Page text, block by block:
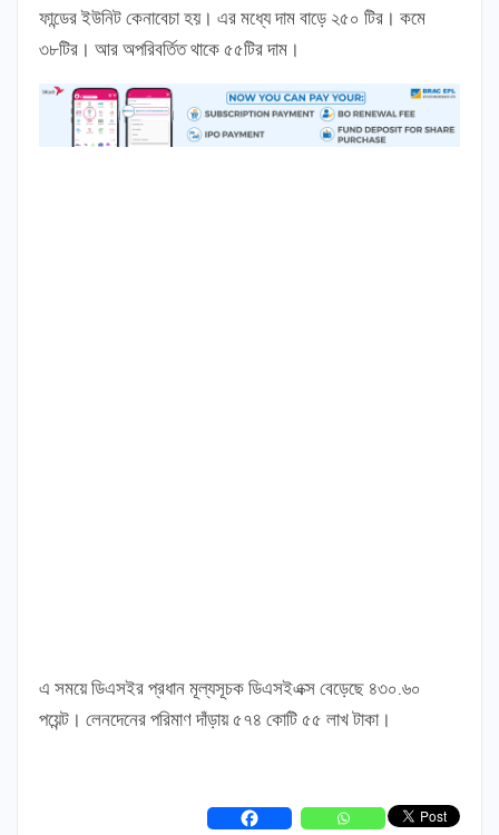
ফান্ডের ইউনিট কেনাবেচা হয়। এর মধ্যে দাম বাড়ে ২৫০ টির। কমে
৩৮টির। আর অপরিবর্তিত থাকে ৫৫টির দাম।
এ সময়ে ডিএসইর প্রধান মূল্যসূচক ডিএসইএক্স বেড়েছে ৪৩০.৬০
পয়েন্ট। লেনদেনের পরিমাণ দাঁড়ায় ৫৭৪ কোটি ৫৫ লাখ টাকা।